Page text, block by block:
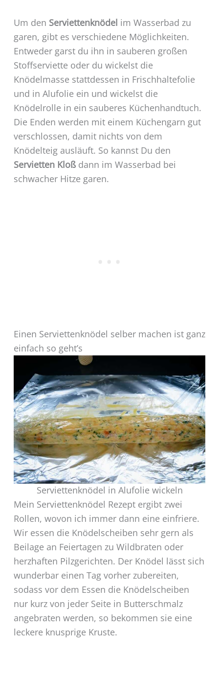
Um den Serviettenknödel im Wasserbad zu
garen, gibt es verschiedene Möglichkeiten.
Entweder garst du ihn in sauberen großen
Stoffserviette oder du wickelst die
Knödelmasse stattdessen in Frischhaltefolie
und in Alufolie ein und wickelst die
Knödelrolle in ein sauberes Küchenhandtuch.
Die Enden werden mit einem Küchengarn gut
verschlossen, damit nichts von dem
Knödelteig ausläuft. So kannst Du den
Servietten Kloß dann im Wasserbad bei
schwacher Hitze garen.
Einen Serviettenknödel selber machen ist ganz
einfach so geht’s
Serviettenknödel in Alufolie wickeln
Mein Serviettenknödel Rezept ergibt zwei
Rollen, wovon ich immer dann eine einfriere.
Wir essen die Knödelscheiben sehr gern als
Beilage an Feiertagen zu Wildbraten oder
herzhaften Pilzgerichten. Der Knödel lässt sich
wunderbar einen Tag vorher zubereiten,
sodass vor dem Essen die Knödelscheiben
nur kurz von jeder Seite in Butterschmalz
angebraten werden, so bekommen sie eine
leckere knusprige Kruste.